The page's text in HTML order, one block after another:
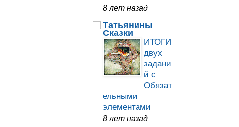
8 лет назад
Татьянины
Сказки
ИТОГИ
двух
задани
й с
Обязат
ельными
элементами
8 лет назад